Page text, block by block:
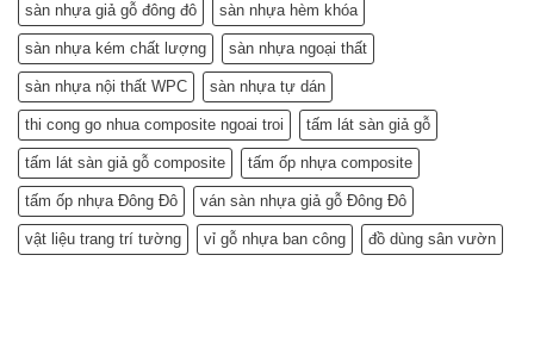
sàn nhựa giả gỗ đông đô sàn nhựa hèm khóa
sàn nhựa kém chất lượng sàn nhựa ngoại thất
sàn nhựa nội thất WPC sàn nhựa tự dán
thi cong go nhua composite ngoai troi tấm lát sàn giả gỗ
tấm lát sàn giả gỗ composite tấm ốp nhựa composite
tấm ốp nhựa Đông Đô ván sàn nhựa giả gỗ Đông Đô
vật liệu trang trí tường vỉ gỗ nhựa ban công đồ dùng sân vườn